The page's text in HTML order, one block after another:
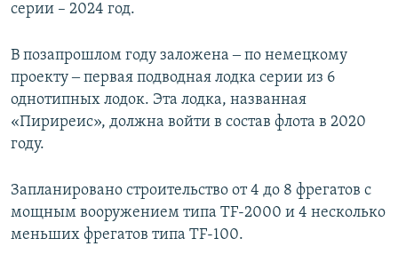
серии – 2024 год.
В позапрошлом году заложена ‒ по немецкому
проекту ‒ первая подводная лодка серии из 6
однотипных лодок. Эта лодка, названная
«Пириреис», должна войти в состав флота в 2020
году.
Запланировано строительство от 4 до 8 фрегатов с
мощным вооружением типа TF-2000 и 4 несколько
меньших фрегатов типа TF-100.